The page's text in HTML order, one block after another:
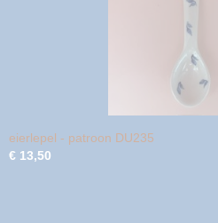
eierlepel - patroon DU235
€ 13,50